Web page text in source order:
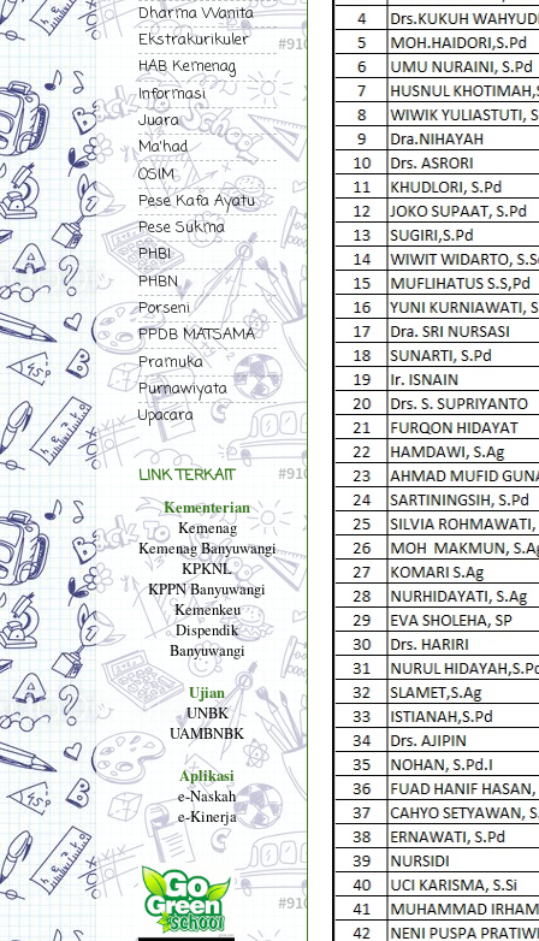
Dharma Wanita
Ekstrakurikuler
HAB Kemenag
Informasi
Juara
Ma'had
OSIM
Pese Kafa Ayatu
Pese Sukma
PHBI
PHBN
Porseni
PPDB MATSAMA
Pramuka
Purnawiyata
Upacara
LINK TERKAIT
Kementerian
Kemenag
Kemenag Banyuwangi
KPKNL
KPPN Banyuwangi
Kemenkeu
Dispendik
Banyuwangi
Ujian
UNBK
UAMBNBK
Aplikasi
e-Naskah
e-Kinerja